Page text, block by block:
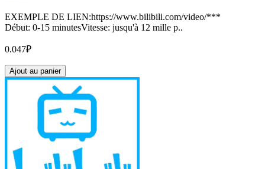
EXEMPLE DE LIEN:https://www.bilibili.com/video/***
Début: 0-15 minutesVitesse: jusqu'à 12 mille p..
0.047₽
Ajout au panier